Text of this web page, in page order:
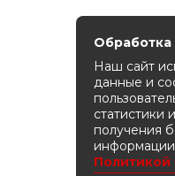
Наш сайт
данные и
статистики
получения
информации